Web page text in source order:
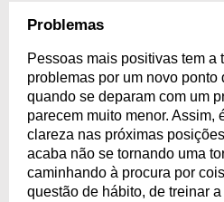
Problemas
Pessoas mais positivas tem a
problemas por um novo ponto
quando se deparam com um
parecem muito menor. Assim,
clareza nas próximas
acaba não se tornando uma
caminhando à procura por
questão de hábito, de treinar